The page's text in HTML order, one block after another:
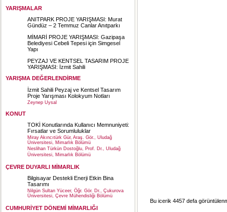
YARIŞMALAR
ANITPARK PROJE YARIŞMASI: Murat
Gündüz – 2 Temmuz Canlar Anıtparkı
MİMARİ PROJE YARIŞMASI: Gazipaşa
Belediyesi Cebeli Tepesi için Simgesel
Yapı
PEYZAJ VE KENTSEL TASARIM PROJE
YARIŞMASI: İzmit Sahili
YARIŞMA DEĞERLENDİRME
İzmit Sahili Peyzaj ve Kentsel Tasarım
Proje Yarışması Kolokyum Notları
Zeynep Uysal
KONUT
TOKİ Konutlarında Kullanıcı Memnuniyeti:
Fırsatlar ve Sorumluluklar
Miray Akıncıtürk Gür, Araş. Gör., Uludağ
Üniversitesi, Mimarlık Bölümü
Neslihan Türkün Dostoğlu, Prof. Dr., Uludağ
Üniversitesi, Mimarlık Bölümü
ÇEVRE DUYARLI MİMARLIK
Bilgisayar Destekli Enerji Etkin Bina
Tasarımı
Nilgün Sultan Yüceer, Öğr. Gör. Dr., Çukurova
Üniversitesi, Çevre Mühendisliği Bölümü
CUMHURİYET DÖNEMİ MİMARLIĞI
Bu icerik 4457 defa